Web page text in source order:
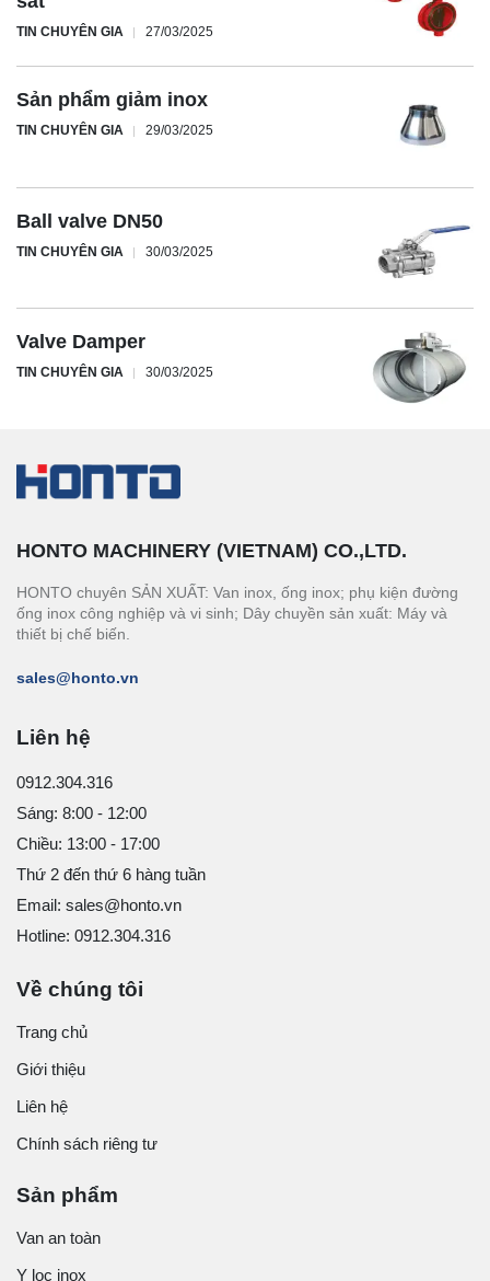
TIN CHUYÊN GIA 27/03/2025
Sản phẩm giảm inox
TIN CHUYÊN GIA 29/03/2025
Ball valve DN50
TIN CHUYÊN GIA 30/03/2025
Valve Damper
TIN CHUYÊN GIA 30/03/2025
HONTO MACHINERY (VIETNAM) CO.,LTD.
HONTO chuyên SẢN XUẤT: Van inox, ống inox; phụ kiện đường
ống inox công nghiệp và vi sinh; Dây chuyền sản xuất: Máy và
thiết bị chế biến.
sales@honto.vn
Liên hệ
0912.304.316
Sáng: 8:00 - 12:00
Chiều: 13:00 - 17:00
Thứ 2 đến thứ 6 hàng tuần
Email: sales@honto.vn
Hotline: 0912.304.316
Về chúng tôi
Trang chủ
Giới thiệu
Liên hệ
Chính sách riêng tư
Sản phẩm
Van an toàn
Y lọc inox